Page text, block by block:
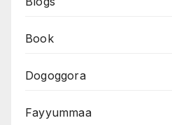
Book
Dogoggora
Fayyummaa